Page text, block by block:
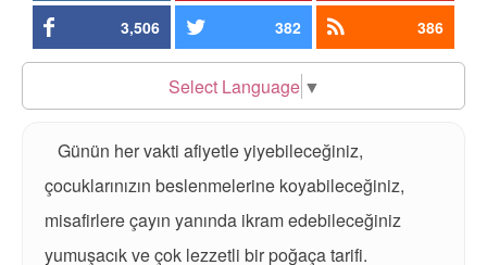
3,506 382 386
Select Language ▼
Günün her vakti afiyetle yiyebileceğiniz,
çocuklarınızın beslenmelerine koyabileceğiniz,
misafirlere çayın yanında ikram edebileceğiniz
yumuşacık ve çok lezzetli bir poğaça tarifi.